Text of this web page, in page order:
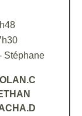
Stéphane